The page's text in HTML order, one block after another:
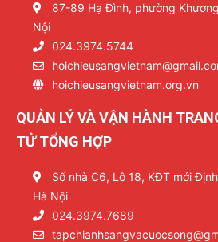
87-89 Hạ Đình, phường
Nội
024.3974.5744
hoichieusangvietnam.org.vn
QUẢN LÝ VÀ VẬN HÀNH
TỬ TỔNG HỢP
Số nhà C6, Lô 18, KĐT mới
Hà Nội
024.3974.7689